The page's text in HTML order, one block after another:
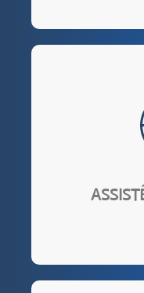
você pode
Brasil.